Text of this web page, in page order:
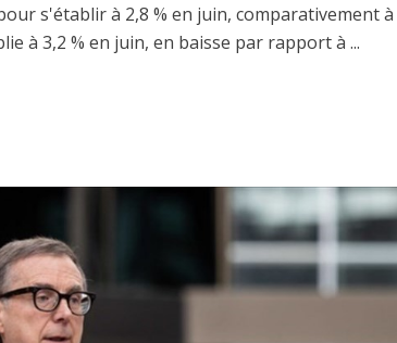
s'établir à 2,8 % en juin, comparativement à
à 3,2 % en juin, en baisse par rapport à ...